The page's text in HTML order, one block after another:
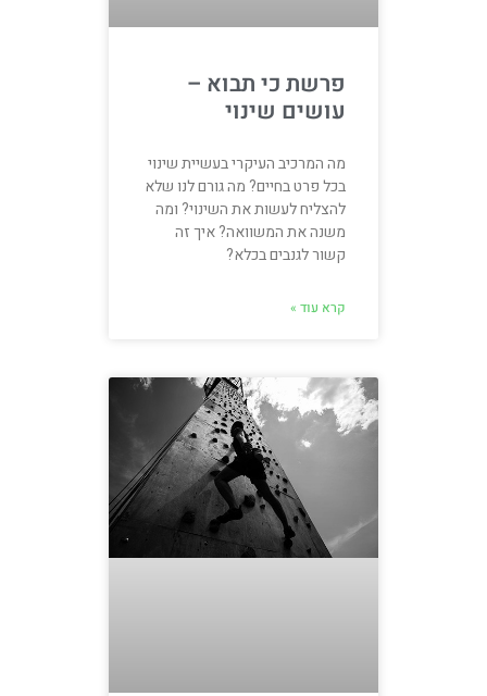
פרשת כי תבוא –
עושים שינוי
מה המרכיב העיקרי בעשיית שינוי
בכל פרט בחיים? מה גורם לנו שלא
להצליח לעשות את השינוי? ומה
משנה את המשוואה? איך זה
קשור לגנבים בכלא?
קרא עוד »